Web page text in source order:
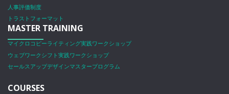
人事評価制度
トラストフォーマット
MASTER TRAINING
マイクロコピーライティング実践ワークショップ
ウェブワークシフト実践ワークショップ
セールスアップデザインマスタープログラム
COURSES